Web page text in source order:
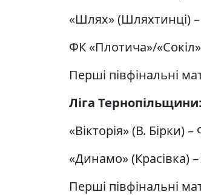
«Шлях» (Шляхтинці)
ФК «Плотича»/
Перші півфінальні
Ліга Тернопільщини:
«Вікторія» (В. Бірки)
«Динамо» (Красівка)
Перші півфінальні